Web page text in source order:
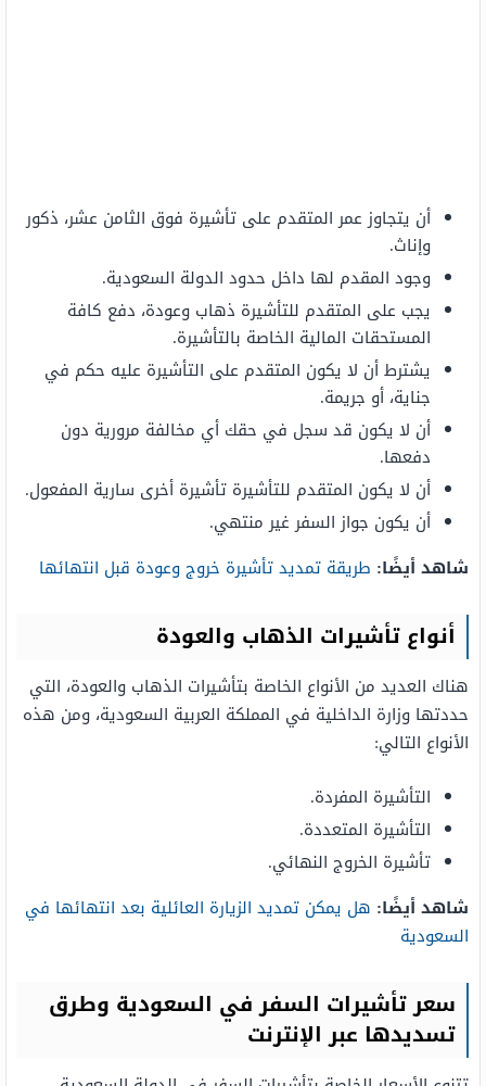
أن يتجاوز عمر المتقدم على تأشيرة فوق الثامن عشر، ذكور
وإناث.
وجود المقدم لها داخل حدود الدولة السعودية.
يجب على المتقدم للتأشيرة ذهاب وعودة، دفع كافة
المستحقات المالية الخاصة بالتأشيرة.
يشترط أن لا يكون المتقدم على التأشيرة عليه حكم في
جناية، أو جريمة.
أن لا يكون قد سجل في حقك أي مخالفة مرورية دون
دفعها.
أن لا يكون المتقدم للتأشيرة تأشيرة أخرى سارية المفعول.
أن يكون جواز السفر غير منتهي.
شاهد أيضًا: طريقة تمديد تأشيرة خروج وعودة قبل انتهائها
أنواع تأشيرات الذهاب والعودة
هناك العديد من الأنواع الخاصة بتأشيرات الذهاب والعودة، التي
حددتها وزارة الداخلية في المملكة العربية السعودية، ومن هذه
الأنواع التالي:
التأشيرة المفردة.
التأشيرة المتعددة.
تأشيرة الخروج النهائي.
شاهد أيضًا: هل يمكن تمديد الزيارة العائلية بعد انتهائها في
السعودية
سعر تأشيرات السفر في السعودية وطرق
تسديدها عبر الإنترنت